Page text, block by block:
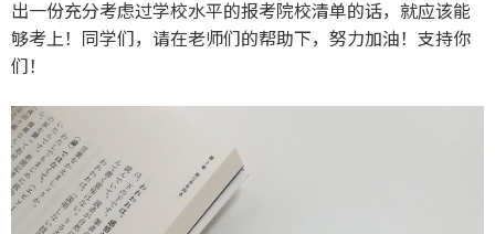
出一份充分考虑过学校水平的报考院校清单的话，就应该能
够考上！同学们，请在老师们的帮助下，努力加油！支持你
们！